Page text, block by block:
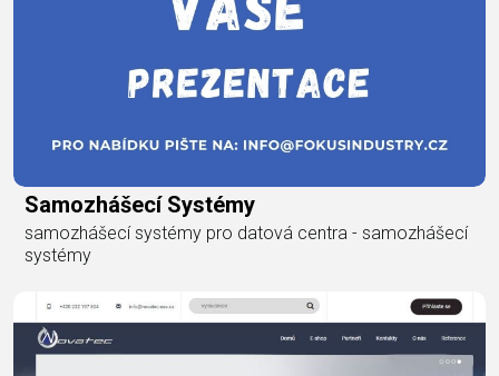
Samozhášecí Systémy
samozhášecí systémy pro datová centra - samozhášecí
systémy